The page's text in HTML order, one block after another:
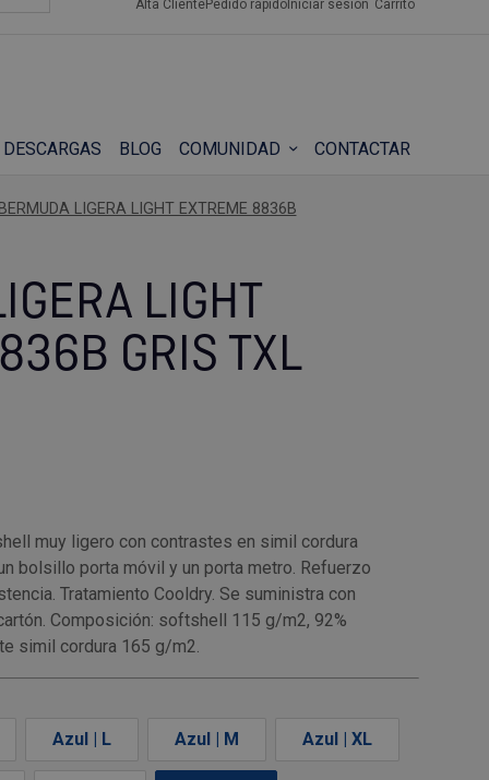
Alta ClientePedido rápido Iniciar sesión Carrito
DESCARGAS BLOG COMUNIDAD CONTACTAR
BERMUDA LIGERA LIGHT EXTREME 8836B
LIGHT
GRIS TXL
muy ligero con contrastes en simil cordura
bolsillo porta móvil y un porta metro. Refuerzo
Tratamiento Cooldry. Se suministra con
Composición: softshell 115 g/m2, 92%
simil cordura 165 g/m2.
Azul | L Azul | M Azul | XL